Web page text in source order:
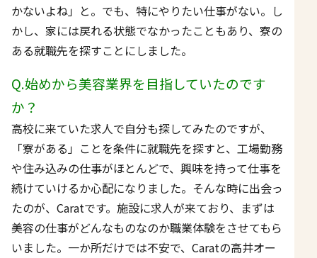
かないよね」と。でも、特にやりたい仕事がない。し
かし、家には戻れる状態でなかったこともあり、寮の
ある就職先を探すことにしました。
Q.始めから美容業界を目指していたのです
か？
高校に来ていた求人で自分も探してみたのですが、
「寮がある」ことを条件に就職先を探すと、工場勤務
や住み込みの仕事がほとんどで、興味を持って仕事を
続けていけるか心配になりました。そんな時に出会っ
たのが、Caratです。施設に求人が来ており、まずは
美容の仕事がどんなものなのか職業体験をさせてもら
いました。一か所だけでは不安で、Caratの高井オー